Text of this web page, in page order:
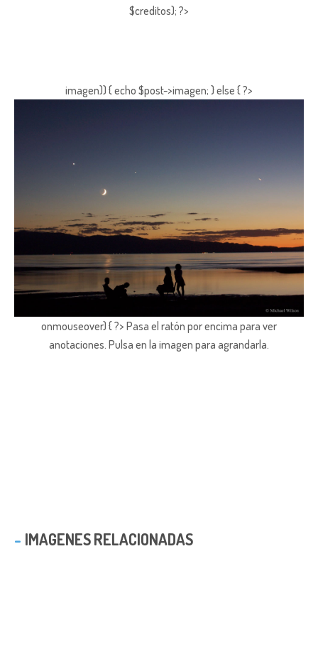
$creditos); ?>
imagen)) { echo $post->imagen; } else { ?>
onmouseover) { ?> Pasa el ratón por encima para ver
anotaciones. Pulsa en la imagen para agrandarla.
IMAGENES RELACIONADAS